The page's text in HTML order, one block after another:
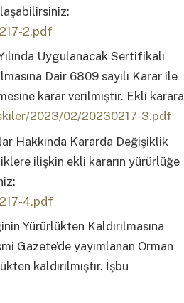
2.pdf
Uygulanacak Sertifikalı
Dair 6809 sayılı Karar ile
karar verilmiştir. Ekli karara
2023/02/20230217-3.pdf
Hakkında Kararda Değişiklik
ilişkin ekli kararın yürürlüğe
4.pdf
Yürürlükten Kaldırılmasına
Gazete’de yayımlanan Orman
kaldırılmıştır. İşbu